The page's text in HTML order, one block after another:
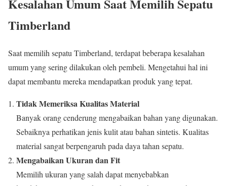
Kesalahan Umum Saat Memilih Sepatu
Timberland
Saat memilih sepatu Timberland, terdapat beberapa kesalahan
umum yang sering dilakukan oleh pembeli. Mengetahui hal ini
dapat membantu mereka mendapatkan produk yang tepat.
Tidak Memeriksa Kualitas Material
Banyak orang cenderung mengabaikan bahan yang digunakan.
Sebaiknya perhatikan jenis kulit atau bahan sintetis. Kualitas
material sangat berpengaruh pada daya tahan sepatu.
Mengabaikan Ukuran dan Fit
Memilih ukuran yang salah dapat menyebabkan